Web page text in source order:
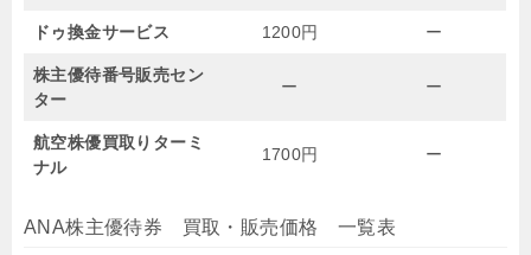
ドゥ換金サービス 1200円 ー
株主優待番号販売セン
ター
ー ー
航空株優買取りターミ
ナル
1700円 ー
ANA株主優待券 買取・販売価格 一覧表